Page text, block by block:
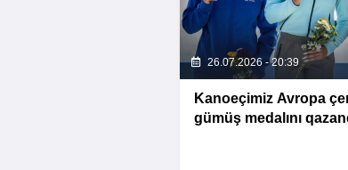
26.07.2026 - 20:39
Kanoeçimiz Avropa
gümüş medalını